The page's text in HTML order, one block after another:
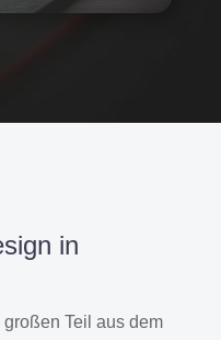
in
großen Teil aus dem